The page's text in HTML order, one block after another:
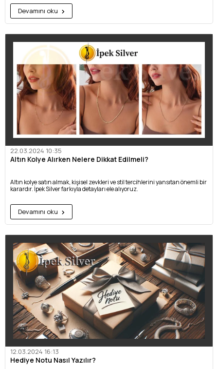
Devamını oku
22.03.2024 10:35
Altın Kolye Alırken Nelere Dikkat Edilmeli?
Altın kolye satın almak, kişisel zevkleri ve stil tercihlerini yansıtan önemli bir
karardır. İpek Silver farkıyla detayları ele alıyoruz.
Devamını oku
12.03.2024 16:13
Hediye Notu Nasıl Yazılır?